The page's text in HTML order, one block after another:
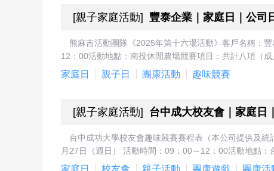
[親子家庭活動] 豐泰企業｜家庭日｜公司
熊麻吉活動團隊《2025年第十六場活動》客戶名稱：
12：00活動地點：南投休閒農場競賽項目：共計八項（
家庭日 親子日 團康活動 趣味競賽
[親子家庭活動] 台中成大校友會｜家庭日
台中成功大學校友會趣味競賽賽程表（本公司提供及
月27日（週日） 活動時間：09：00～12：00活動地點：
家庭日 校友會 親子活動 團康遊戲 團康活